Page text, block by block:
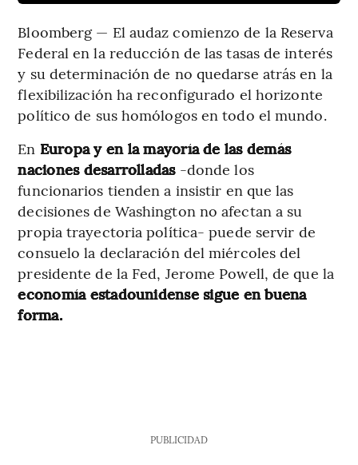
Bloomberg — El audaz comienzo de la Reserva
Federal en la reducción de las tasas de interés
y su determinación de no quedarse atrás en la
flexibilización ha reconfigurado el horizonte
político de sus homólogos en todo el mundo.
En Europa y en la mayoría de las demás
naciones desarrolladas-donde los
funcionarios tienden a insistir en que las
decisiones de Washington no afectan a su
propia trayectoria política- puede servir de
consuelo la declaración del miércoles del
presidente de la Fed, Jerome Powell, de que la
economía estadounidense sigue en buena
forma.
PUBLICIDAD